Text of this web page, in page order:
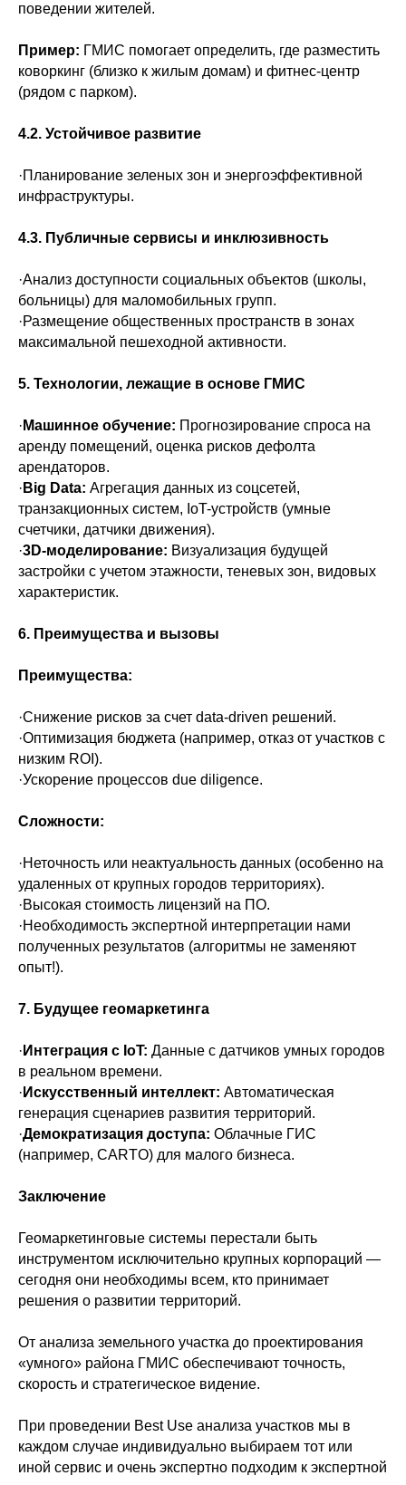
поведении жителей.
Пример: ГМИС помогает определить, где разместить
коворкинг (близко к жилым домам) и фитнес-центр
(рядом с парком).
4.2. Устойчивое развитие
·Планирование зеленых зон и энергоэффективной
инфраструктуры.
4.3. Публичные сервисы и инклюзивность
·Анализ доступности социальных объектов (школы,
больницы) для маломобильных групп.
·Размещение общественных пространств в зонах
максимальной пешеходной активности.
5. Технологии, лежащие в основе ГМИС
· Машинное обучение: Прогнозирование спроса на
аренду помещений, оценка рисков дефолта
арендаторов.
· Big Data: Агрегация данных из соцсетей,
транзакционных систем, IoT-устройств (умные
счетчики, датчики движения).
·3D-моделирование: Визуализация будущей
застройки с учетом этажности, теневых зон, видовых
характеристик.
6. Преимущества и вызовы
Преимущества:
·Снижение рисков за счет data-driven решений.
·Оптимизация бюджета (например, отказ от участков с
низким ROI).
·Ускорение процессов due diligence.
Сложности:
·Неточность или неактуальность данных (особенно на
удаленных от крупных городов территориях).
·Высокая стоимость лицензий на ПО.
·Необходимость экспертной интерпретации нами
полученных результатов (алгоритмы не заменяют
опыт!).
7. Будущее геомаркетинга
· Интеграция с IoT: Данные с датчиков умных городов
в реальном времени.
· Искусственный интеллект: Автоматическая
генерация сценариев развития территорий.
·Демократизация доступа: Облачные ГИС
(например, CARTO) для малого бизнеса.
Заключение
Геомаркетинговые системы перестали быть
инструментом исключительно крупных корпораций —
сегодня они необходимы всем, кто принимает
решения о развитии территорий.
От анализа земельного участка до проектирования
«умного» района ГМИС обеспечивают точность,
скорость и стратегическое видение.
При проведении Best Use анализа участков мы в
каждом случае индивидуально выбираем тот или
иной сервис и очень экспертно подходим к экспертной